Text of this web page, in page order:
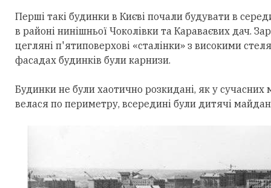
Перші такі будинки в Києві почали будувати в
в районі нинішньої Чоколівки та Караваєвих дач.
цегляні п'ятиповерхові «сталінки» з високими
фасадах будинків були карнизи.
Будинки не були хаотично розкидані, як у
велася по периметру, всередині були дитячі